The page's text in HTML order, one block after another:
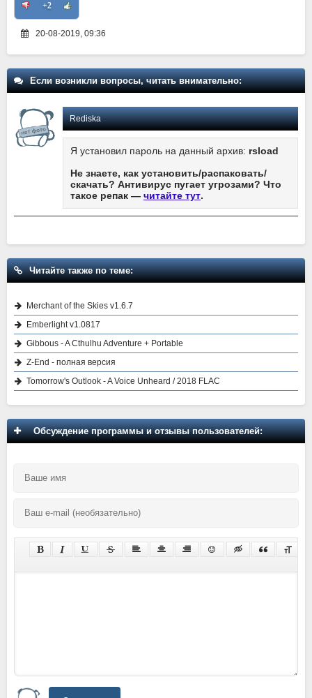
+2
20-08-2019, 09:36
Если возникли вопросы, читать внимательно:
Rediska
Я установил пароль на данный архив: rsload
Не знаете, как установить/распаковать/
скачать? Антивирус пугает угрозами? Что
такое репак — читайте тут.
Читайте также по теме:
Merchant of the Skies v1.6.7
Emberlight v1.0817
Gibbous - A Cthulhu Adventure + Portable
Z-End - полная версия
Tomorrow's Outlook - A Voice Unheard / 2018 FLAC
Обсуждение программы и отзывы пользователей: